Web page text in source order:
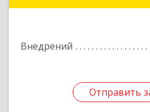
Внедрений
Отправить
Отправить